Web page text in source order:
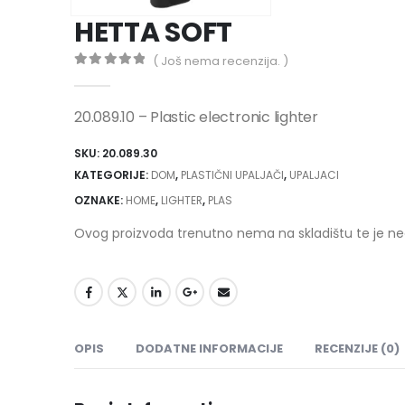
HETTA SOFT
( Još nema recenzija. )
20.089.10 – Plastic electronic lighter
SKU: 20.089.30
KATEGORIJE: DOM, PLASTIČNI UPALJAČI, UPALJACI
OZNAKE: HOME, LIGHTER, PLAS
Ovog proizvoda trenutno nema na skladištu te je
OPIS DODATNE INFORMACIJE RECENZIJE (0)